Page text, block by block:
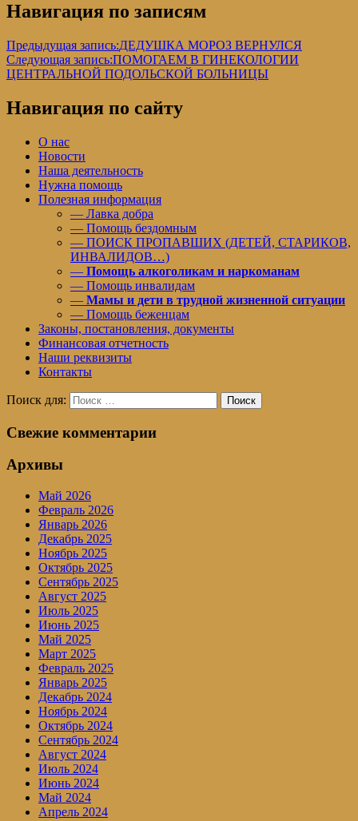
Навигация по записям
Предыдущая запись:ДЕДУШКА МОРОЗ ВЕРНУЛСЯ
Следующая запись:ПОМОГАЕМ В ГИНЕКОЛОГИИ
ЦЕНТРАЛЬНОЙ ПОДОЛЬСКОЙ БОЛЬНИЦЫ
Навигация по сайту
О нас
Новости
Наша деятельность
Нужна помощь
Полезная информация
— Лавка добра
— Помощь бездомным
— ПОИСК ПРОПАВШИХ (ДЕТЕЙ, СТАРИКОВ,
ИНВАЛИДОВ…)
— Помощь алкоголикам и наркоманам
— Помощь инвалидам
— Мамы и дети в трудной жизненной ситуации
— Помощь беженцам
Законы, постановления, документы
Финансовая отчетность
Наши реквизиты
Контакты
Поиск для: Поиск
Свежие комментарии
Архивы
Май 2026
Февраль 2026
Январь 2026
Декабрь 2025
Ноябрь 2025
Октябрь 2025
Сентябрь 2025
Август 2025
Июль 2025
Июнь 2025
Май 2025
Март 2025
Февраль 2025
Январь 2025
Декабрь 2024
Ноябрь 2024
Октябрь 2024
Сентябрь 2024
Август 2024
Июль 2024
Июнь 2024
Май 2024
Апрель 2024